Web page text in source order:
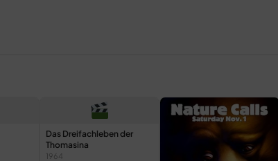
Das Dreifachleben der
Thomasina
1964